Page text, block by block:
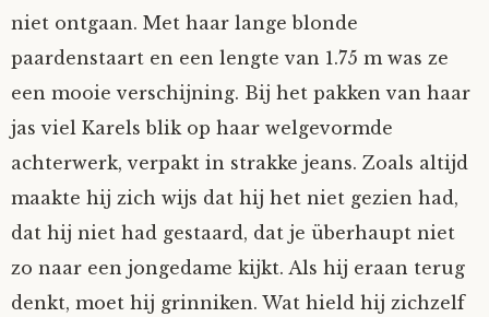
niet ontgaan. Met haar lange blonde
paardenstaart en een lengte van 1.75 m was ze
een mooie verschijning. Bij het pakken van haar
jas viel Karels blik op haar welgevormde
achterwerk, verpakt in strakke jeans. Zoals altijd
maakte hij zich wijs dat hij het niet gezien had,
dat hij niet had gestaard, dat je überhaupt niet
zo naar een jongedame kijkt. Als hij eraan terug
denkt, moet hij grinniken. Wat hield hij zichzelf